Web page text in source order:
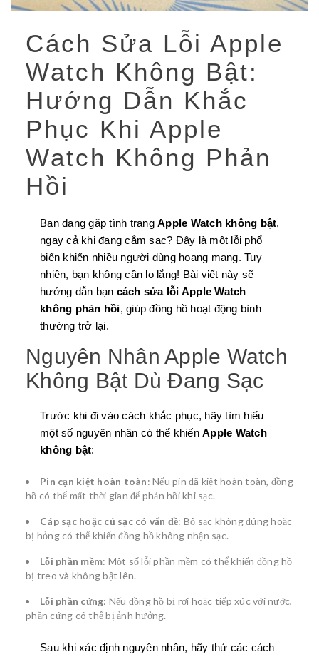
Cách Sửa Lỗi Apple
Watch Không Bật:
Hướng Dẫn Khắc
Phục Khi Apple
Watch Không Phản
Hồi
Bạn đang gặp tình trạng Apple Watch không bật,
ngay cả khi đang cắm sạc? Đây là một lỗi phổ
biến khiến nhiều người dùng hoang mang. Tuy
nhiên, bạn không cần lo lắng! Bài viết này sẽ
hướng dẫn bạn cách sửa lỗi Apple Watch
không phản hồi, giúp đồng hồ hoạt động bình
thường trở lại.
Nguyên Nhân Apple Watch
Không Bật Dù Đang Sạc
Trước khi đi vào cách khắc phục, hãy tìm hiểu
một số nguyên nhân có thể khiến Apple Watch
không bật:
Pin cạn kiệt hoàn toàn: Nếu pin đã kiệt hoàn toàn, đồng
hồ có thể mất thời gian để phản hồi khi sạc.
Cáp sạc hoặc củ sạc có vấn đề: Bộ sạc không đúng hoặc
bị hỏng có thể khiến đồng hồ không nhận sạc.
Lỗi phần mềm: Một số lỗi phần mềm có thể khiến đồng hồ
bị treo và không bật lên.
Lỗi phần cứng: Nếu đồng hồ bị rơi hoặc tiếp xúc với nước,
phần cứng có thể bị ảnh hưởng.
Sau khi xác định nguyên nhân, hãy thử các cách